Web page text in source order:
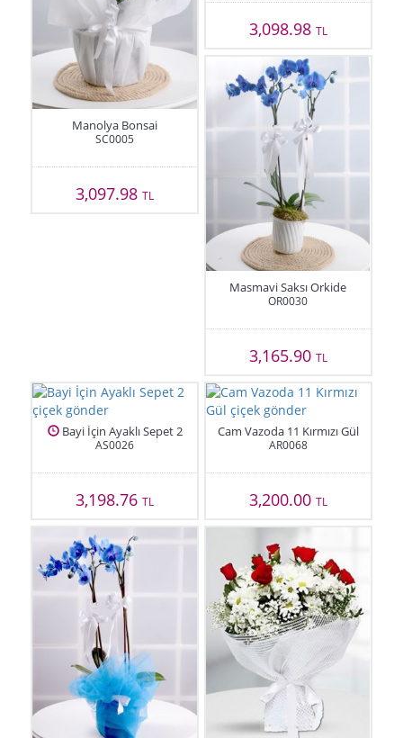
Manolya Bonsai
SC0005
3,097.98TL
3,098.98 TL
Masmavi Saksı Orkide
OR0030
3,165.90 TL
Bayi İçin Ayaklı Sepet 2
AS0026
3,198.76TL
Cam Vazoda 11 Kırmızı Gül
AR0068
3,200.00 TL